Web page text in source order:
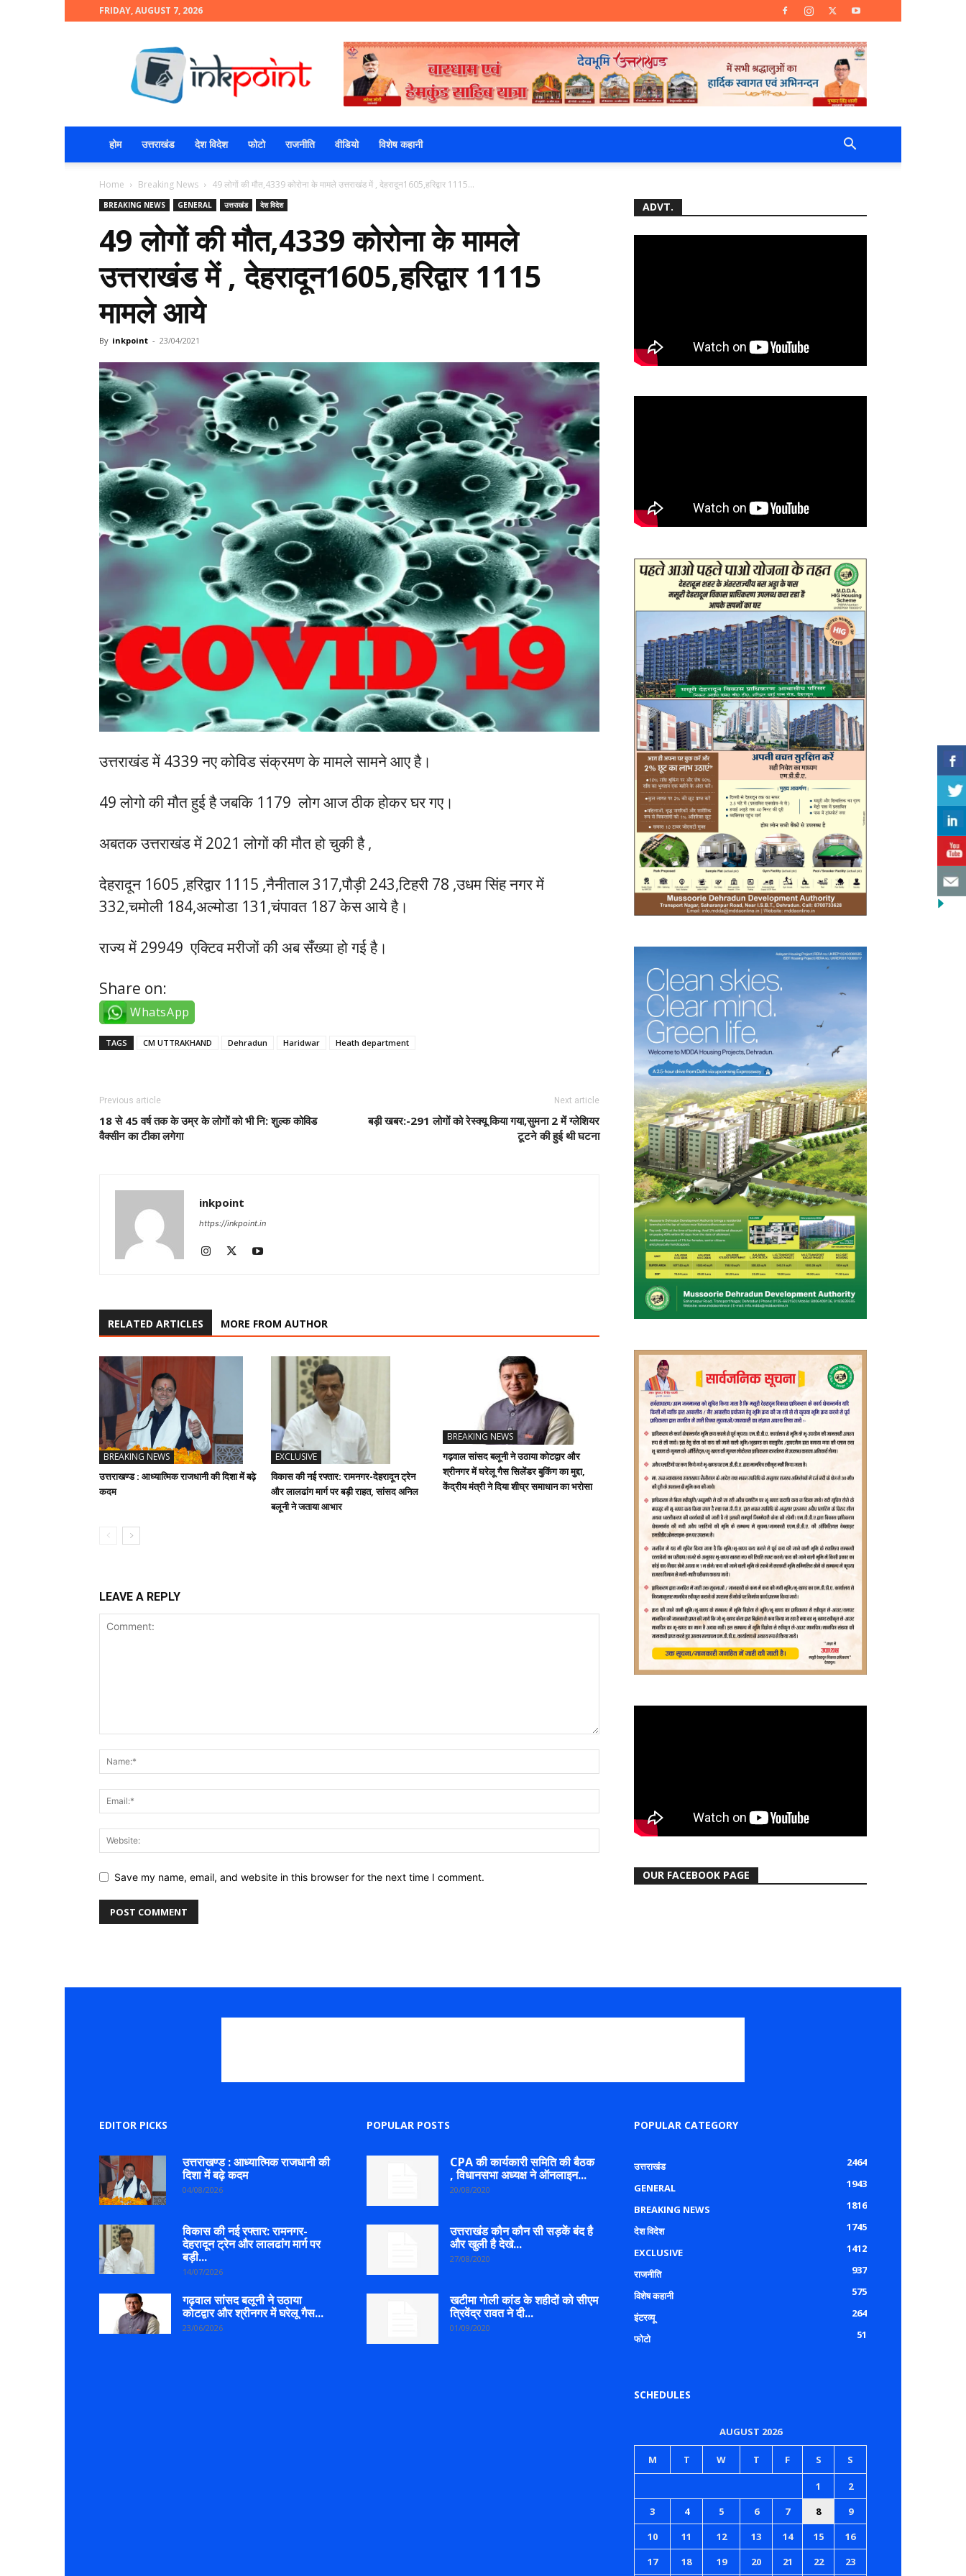
FRIDAY, AUGUST 7, 2026
होम उत्तराखंड देश विदेश फोटो राजनीति वीडियो विशेष कहानी
Home Breaking News 49 लोगों की मौत,4339 कोरोना के मामले उत्तराखंड में , देहरादून1605,हरिद्वार 1115...
BREAKING NEWS GENERAL उत्तराखंड देश विदेश
49 लोगों की मौत,4339 कोरोना के मामले
उत्तराखंड में , देहरादून1605,हरिद्वार 1115
मामले आये
By inkpoint - 23/04/2021
उत्तराखंड में 4339 नए कोविड संक्रमण के मामले सामने आए है।
49 लोगो की मौत हुई है जबकि 1179 लोग आज ठीक होकर घर गए।
अबतक उत्तराखंड में 2021 लोगों की मौत हो चुकी है ,
देहरादून 1605 ,हरिद्वार 1115 ,नैनीताल 317,पौड़ी 243,टिहरी 78 ,उधम सिंह नगर में
332,चमोली 184,अल्मोडा 131,चंपावत 187 केस आये है।
राज्य में 29949 एक्टिव मरीजों की अब सँख्या हो गई है।
Share on:
WhatsApp
TAGS CM UTTRAKHAND Dehradun Haridwar Heath department
Previous article
18 से 45 वर्ष तक के उम्र के लोगों को भी नि: शुल्क कोविड
वैक्सीन का टीका लगेगा
Next article
बड़ी खबर:-291 लोगों को रेस्क्यू किया गया,सुमना 2 में ग्लेशियर
टूटने की हुई थी घटना
inkpoint
https://inkpoint.in
RELATED ARTICLES MORE FROM AUTHOR
BREAKING NEWS
उत्तराखण्ड : आध्यात्मिक राजधानी की दिशा में बढ़े
कदम
EXCLUSIVE
विकास की नई रफ्तार: रामनगर-देहरादून ट्रेन
और लालढांग मार्ग पर बड़ी राहत, सांसद अनिल
बलूनी ने जताया आभार
BREAKING NEWS
गढ़वाल सांसद बलूनी ने उठाया कोटद्वार और
श्रीनगर में घरेलू गैस सिलेंडर बुकिंग का मुद्दा,
केंद्रीय मंत्री ने दिया शीघ्र समाधान का भरोसा
LEAVE A REPLY
Save my name, email, and website in this browser for the next time I comment.
ADVT.
OUR FACEBOOK PAGE
EDITOR PICKS
उत्तराखण्ड : आध्यात्मिक राजधानी की
दिशा में बढ़े कदम
04/08/2026
विकास की नई रफ्तार: रामनगर-
देहरादून ट्रेन और लालढांग मार्ग पर
बड़ी...
14/07/2026
गढ़वाल सांसद बलूनी ने उठाया
कोटद्वार और श्रीनगर में घरेलू गैस...
23/06/2026
POPULAR POSTS
CPA की कार्यकारी समिति की बैठक
, विधानसभा अध्यक्ष ने ऑनलाइन...
20/08/2020
उत्तराखंड कौन कौन सी सड़कें बंद है
और खुली है देखे...
27/08/2020
खटीमा गोली कांड के शहीदों को सीएम
त्रिवेंद्र रावत ने दी...
01/09/2020
POPULAR CATEGORY
उत्तराखंड
2464
GENERAL
1943
BREAKING NEWS
1816
देश विदेश
1745
EXCLUSIVE
1412
राजनीति
937
विशेष कहानी
575
इंटरव्यू
264
फोटो
51
SCHEDULES
AUGUST 2026
M T W T F S S
1
2
3
4 5 6 7 8
9
10
11 12 13 14 15
16
17
18 19 20 21 22 23